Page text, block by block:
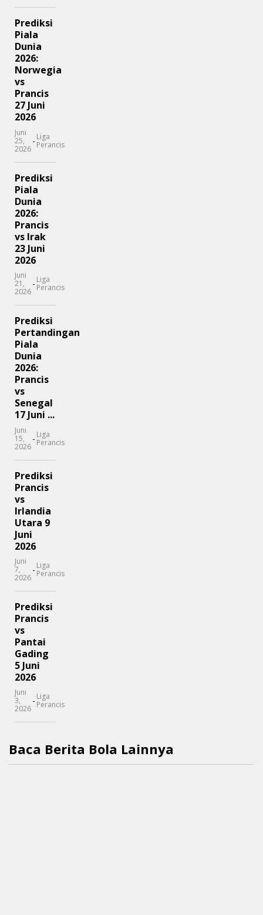
Prediksi
Piala
Dunia
2026:
Norwegia
vs
Prancis
27 Juni
2026
Juni
25,
2026
- Liga
Perancis
Prediksi
Piala
Dunia
2026:
Prancis
vs Irak
23 Juni
2026
Juni
21,
2026
- Liga
Perancis
Prediksi
Pertandingan
Piala
Dunia
2026:
Prancis
vs
Senegal
17 Juni ...
Juni
15,
2026
- Liga
Perancis
Prediksi
Prancis
vs
Irlandia
Utara 9
Juni
2026
Juni
7,
2026
- Liga
Perancis
Prediksi
Prancis
vs
Pantai
Gading
5 Juni
2026
Juni
3,
2026
- Liga
Perancis
Baca Berita Bola Lainnya